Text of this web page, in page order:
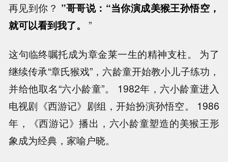
再见到你？ ”哥哥说：“当你演成美猴王孙悟空，
就可以看到我了。 ”
这句临终嘱托成为章金莱一生的精神支柱。 为了
继续传承“章氏猴戏”，六龄童开始教小儿子练功，
并给他取名“六小龄童”。 1982年，六小龄童进入
电视剧《西游记》剧组，开始扮演孙悟空。 1986
年，《西游记》播出，六小龄童塑造的美猴王形
象成为经典，家喻户晓。